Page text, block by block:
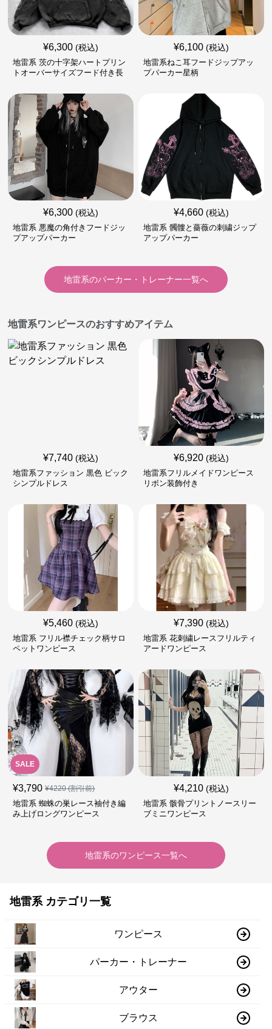
¥6,300 (税込)
地雷系 茨の十字架ハートプリン
トオーバーサイズフード付き長
¥6,100 (税込)
地雷系ねこ耳フードジップアッ
プパーカー星柄
¥6,300 (税込)
地雷系 悪魔の角付きフードジッ
プアップパーカー
¥4,660 (税込)
地雷系 髑髏と薔薇の刺繍ジップ
アップパーカー
地雷系のパーカー・トレーナー一覧へ
地雷系ワンピースのおすすめアイテム
¥7,740 (税込)
地雷系ファッション 黒色 ビック
シンプルドレス
¥6,920 (税込)
地雷系フリルメイドワンピース
リボン装飾付き
¥5,460 (税込)
地雷系 フリル襟チェック柄サロ
ペットワンピース
¥7,390 (税込)
地雷系 花刺繍レースフリルティ
アードワンピース
SALE
¥3,790 ¥4220(割引前)
地雷系 蜘蛛の巣レース袖付き編
み上げロングワンピース
¥4,210 (税込)
地雷系 骸骨プリントノースリー
ブミニワンピース
地雷系のワンピース一覧へ
地雷系 カテゴリ一覧
ワンピース
パーカー・トレーナー
アウター
ブラウス